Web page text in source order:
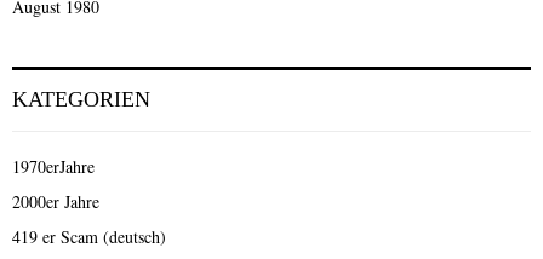
August 1980
KATEGORIEN
1970erJahre
2000er Jahre
419 er Scam (deutsch)